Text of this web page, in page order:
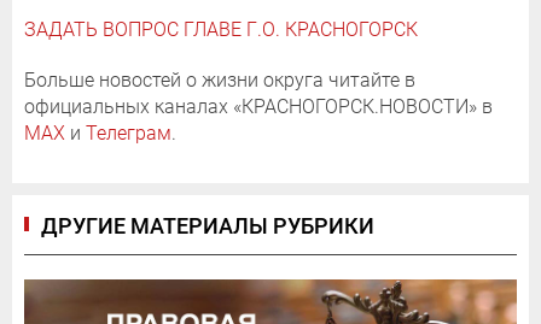
ЗАДАТЬ ВОПРОС ГЛАВЕ Г.О. КРАСНОГОРСК
Больше новостей о жизни округа читайте в
официальных каналах «КРАСНОГОРСК.НОВОСТИ» в
MAX и Телеграм.
ДРУГИЕ МАТЕРИАЛЫ РУБРИКИ